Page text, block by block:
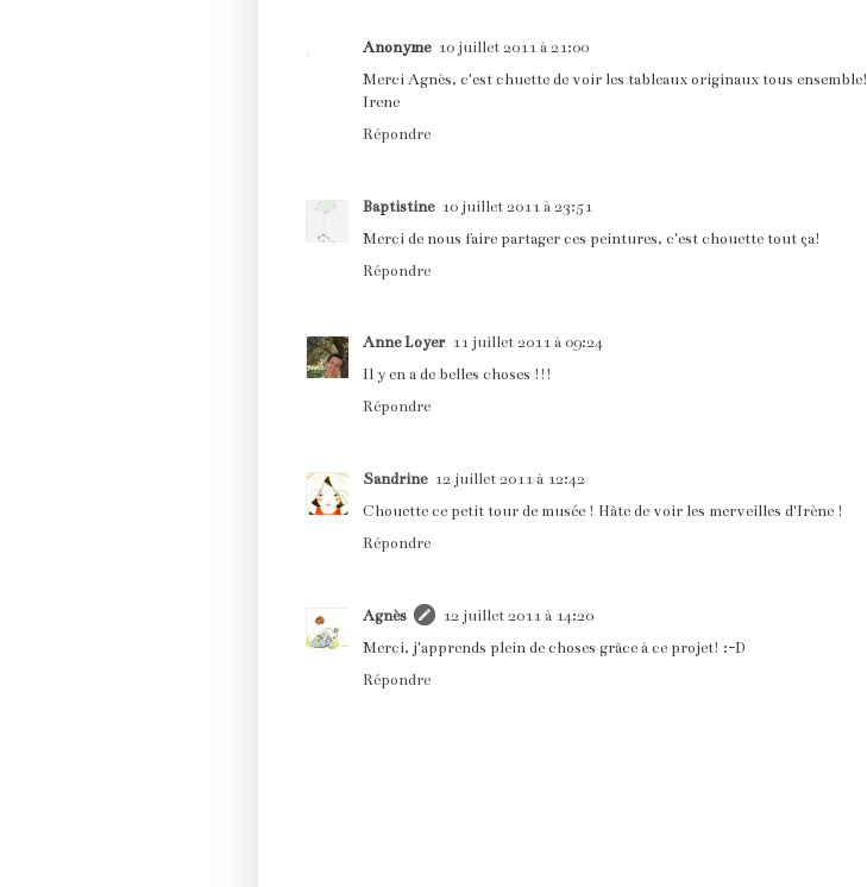
Anonyme 10 juillet 2011 à 21:00
Merci Agnès, c'est chuette de voir les tableaux originaux tous ensemble!
Irene
Répondre
Baptistine 10 juillet 2011 à 23:51
Merci de nous faire partager ces peintures, c'est chouette tout ça!
Répondre
Anne Loyer 11 juillet 2011 à 09:24
Il y en a de belles choses !!!
Répondre
Sandrine 12 juillet 2011 à 12:42
Chouette ce petit tour de musée ! Hâte de voir les merveilles d'Irène !
Répondre
Agnès
12 juillet 2011 à 14:20
Merci, j'apprends plein de choses grâce à ce projet! :-D
Répondre